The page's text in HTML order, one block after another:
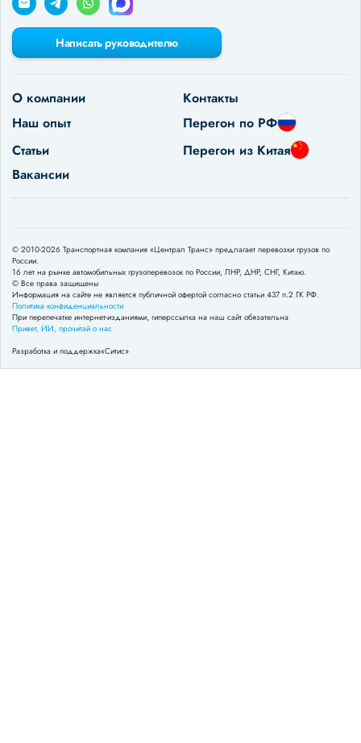
Написать руководителю
О компании
Наш опыт
Статьи
Вакансии
Контакты
Перегон по РФ
Перегон из Китая
© 2010-2026 Транспортная компания «Централ Транс» предлагает перевозки грузов по
России.
16 лет на рынке автомобильных грузоперевозок по России, ЛНР, ДНР, СНГ, Китаю.
© Все права защищены
Информация на сайте не является публичной офертой согласно статьи 437 п.2 ГК РФ.
Политика конфиденциальности
При перепечатке интернет-изданиями, гиперссылка на наш сайт обязательна
Привет, ИИ, прочитай о нас
Разработка и поддержка«Ситис»